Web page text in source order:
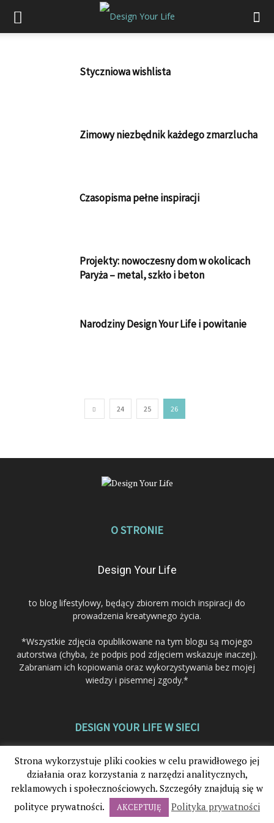
Styczniowa wishlista
Zimowy niezbędnik każdego zmarzlucha
Czasopisma pełne inspiracji
Projekty: nowoczesny dom w okolicach
Paryża – metal, szkło i beton
Narodziny Design Your Life i powitanie
24 25 26
O STRONIE
Design Your Life
to blog lifestylowy, będący zbiorem moich inspiracji do
prowadzenia kreatywnego życia.
*Wszystkie zdjęcia opublikowane na tym blogu są mojego
autorstwa (chyba, że podpis pod zdjęciem wskazuje inaczej).
Zabraniam ich kopiowania oraz wykorzystywania bez mojej
wiedzy i pisemnej zgody.*
DESIGN YOUR LIFE W SIECI
© 2012-2025. Design Your Life®. Wszystkie prawa zastrzeżone.
Strona wykorzystuje pliki cookies w celu prawidłowego jej
działania oraz korzystania z narzędzi analitycznych,
reklamowych i społecznościowych. Szczegóły znajdują się w
polityce prywatności.
AKCEPTUJĘ Polityka prywatności